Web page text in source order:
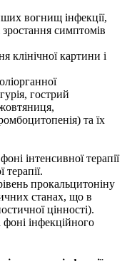
вогнищ інфекції,
симптомів
клінічної картини і
гострий
та їх
інтенсивної терапії
прокальцитоніну
станах, що в
цінності).
інфекційного